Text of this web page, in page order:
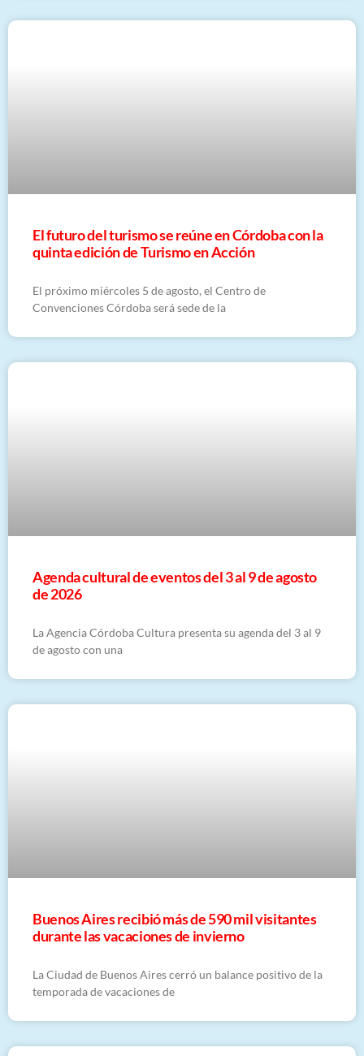
El futuro del turismo se reúne en Córdoba con la
quinta edición de Turismo en Acción
El próximo miércoles 5 de agosto, el Centro de
Convenciones Córdoba será sede de la
​Agenda cultural de eventos del 3 al 9 de agosto
de 2026
La Agencia Córdoba Cultura presenta su agenda del 3 al 9
de agosto con una
Buenos Aires recibió más de 590 mil visitantes
durante las vacaciones de invierno
La Ciudad de Buenos Aires cerró un balance positivo de la
temporada de vacaciones de